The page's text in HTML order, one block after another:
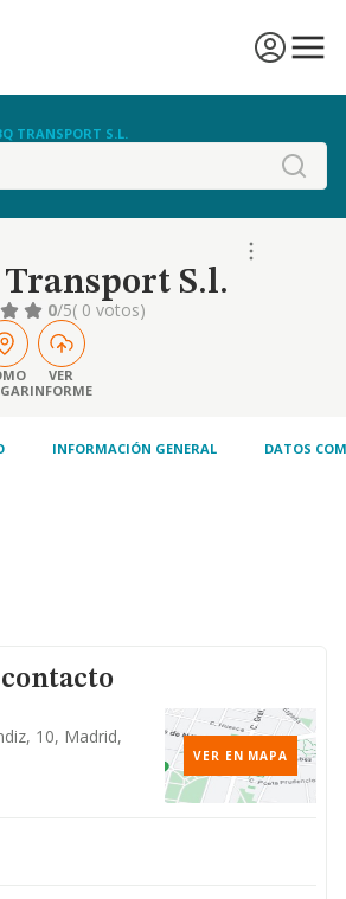
TRANSPORT S.L.
S.l.
0/5( 0 votos)
VER
INFORME
INFORMACIÓN GENERAL DATOS
10, Madrid,
VER EN MAPA